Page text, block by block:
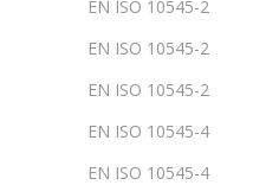
EN ISO 10545-2
EN ISO 10545-2
EN ISO 10545-2
EN ISO 10545-4
EN ISO 10545-4